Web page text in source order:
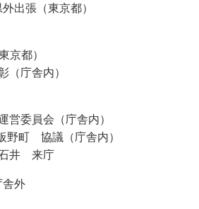
出張（東京都）
都）
庁舎内）
委員会（庁舎内）
町 協議（庁舎内）
井 来庁
外